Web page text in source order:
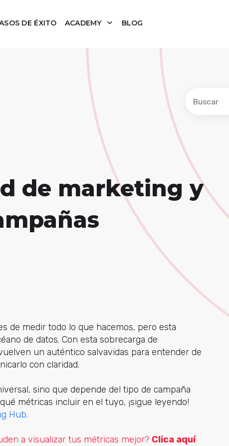
DE ÉXITO ACADEMY BLOG
de marketing y
de medir todo lo que hacemos, pero esta
de datos. Con esta sobrecarga de
un auténtico salvavidas para entender de
con claridad.
sino que depende del tipo de campaña
métricas incluir en el tuyo, ¡sigue leyendo!
Hub.
a visualizar tus métricas mejor? Clica aquí